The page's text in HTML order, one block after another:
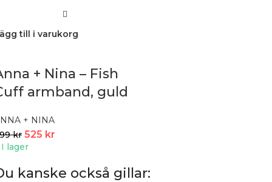
till i varukorg
+ Nina – Fish
armband, guld
+ NINA
kr 525 kr
I lager
kanske också gillar: